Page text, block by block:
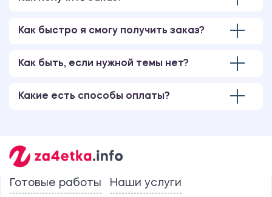
Как быстро я смогу получить заказ?
Как быть, если нужной темы нет?
Какие есть способы оплаты?
Готовые работы
Наши услуги